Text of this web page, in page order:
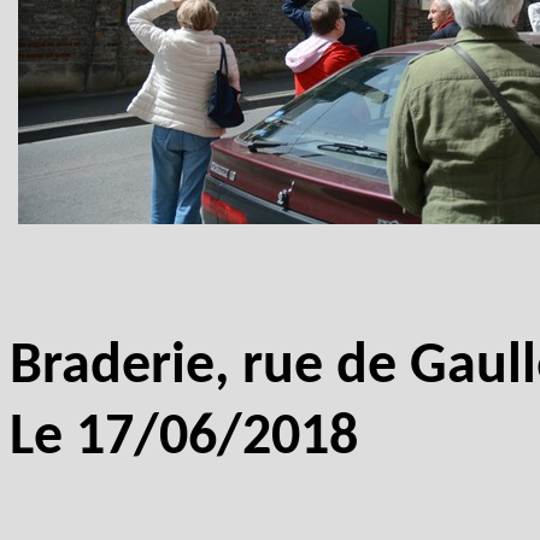
Braderie, rue de
Le 17/06/2018